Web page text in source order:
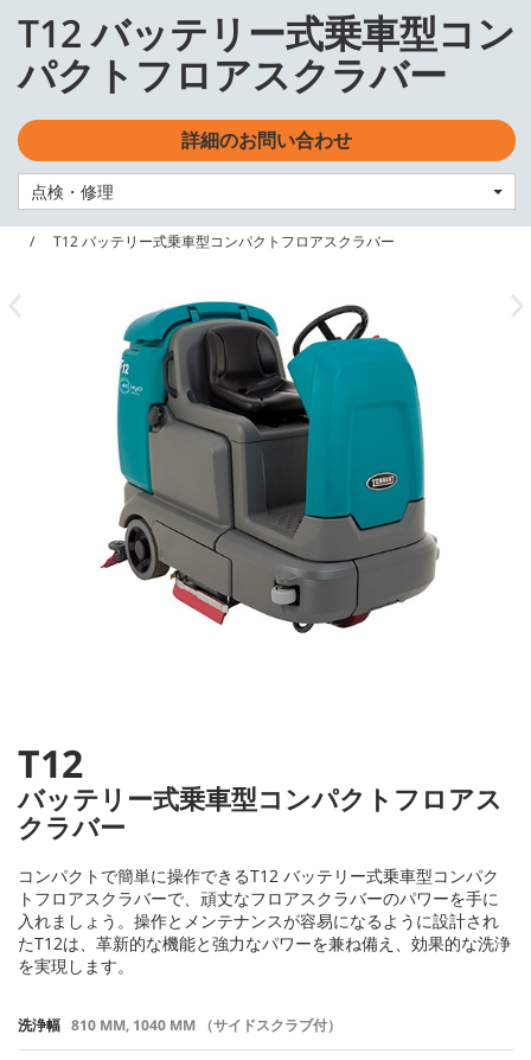
content
navigation
menu
日本語 - JP
Home 機器
スクラバー
T12 バッテリー式乗車型コンパクトフロアスクラバー
T12
バッテリー式乗車型コンパクトフロアス
クラバー
コンパクトで簡単に操作できるT12 バッテリー式乗車型コンパク
トフロアスクラバーで、頑丈なフロアスクラバーのパワーを手に
入れましょう。操作とメンテナンスが容易になるように設計され
たT12は、革新的な機能と強力なパワーを兼ね備え、効果的な洗浄
を実現します。
洗浄幅 810 MM, 1040 MM （サイドスクラブ付）
T12 バッテリー式乗車型コン
パクトフロアスクラバー
詳細のお問い合わせ
点検・修理